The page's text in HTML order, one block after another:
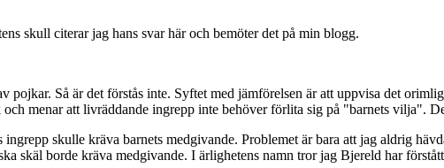
skull citerar jag hans svar här och bemöter det på min blogg.
Så är det förstås inte. Syftet med jämförelsen är att uppvisa det
menar att livräddande ingrepp inte behöver förlita sig på "barnets vilja".
skulle kräva barnets medgivande. Problemet är bara att jag aldrig
skäl borde kräva medgivande. I ärlighetens namn tror jag Bjereld har